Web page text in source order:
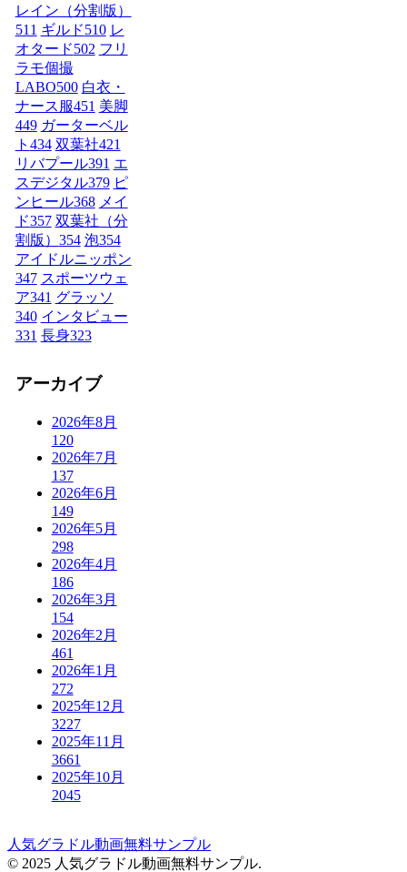
レイン（分割版）
511 ギルド510 レ
オタード502 フリ
ラモ個撮
LABO500 白衣・
ナース服451 美脚
449 ガーターベル
ト 434 双葉社421
リバプール391 エ
スデジタル379 ピ
ンヒール368 メイ
ド357 双葉社（分
割版） 354 泡354
アイドルニッポン
347 スポーツウェ
ア341 グラッソ
340 インタビュー
331 長身323
アーカイブ
2026年8月
120
2026年7月
137
2026年6月
149
2026年5月
298
2026年4月
186
2026年3月
154
2026年2月
461
2026年1月
272
2025年12月
3227
2025年11月
3661
2025年10月
2045
人気グラドル動画無料サンプル
© 2025 人気グラドル動画無料サンプル.